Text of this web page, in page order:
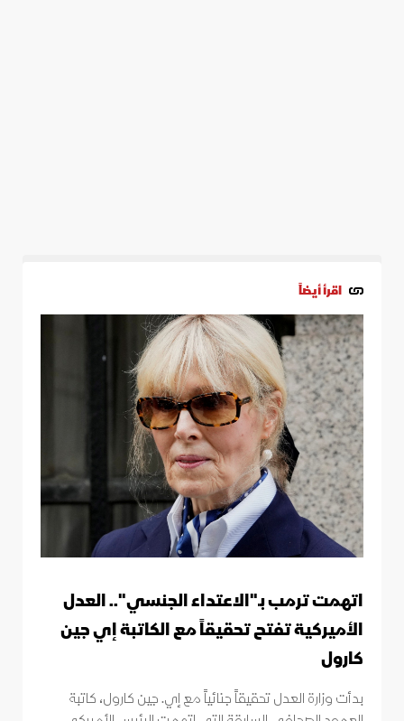
اقرأ أيضاً
اتهمت ترمب بـ"الاعتداء الجنسي".. العدل
الأميركية تفتح تحقيقاً مع الكاتبة إي جين
كارول
بدأت وزارة العدل تحقيقاً جنائياً مع إي. جين كارول، كاتبة